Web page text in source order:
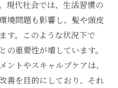
現代社会では、生活習慣の
境問題も影響し、髪や頭皮
す。このような状況下で
の重要性が増しています。
ントやスキャルプケアは、
善を目的にしており、それ